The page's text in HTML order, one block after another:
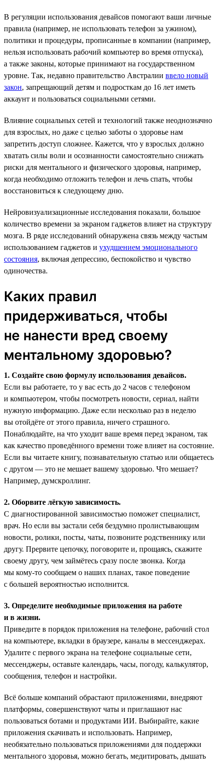
В регуляции использования девайсов помогают ваши личные
правила (например, не использовать телефон за ужином),
политики и процедуры, прописанные в компании (например,
нельзя использовать рабочий компьютер во время отпуска),
а также законы, которые принимают на государственном
уровне. Так, недавно правительство Австралии ввело новый
закон, запрещающий детям и подросткам до 16 лет иметь
аккаунт и пользоваться социальными сетями.
Влияние социальных сетей и технологий также неоднозначно
для взрослых, но даже с целью заботы о здоровье нам
запретить доступ сложнее. Кажется, что у взрослых должно
хватать силы воли и осознанности самостоятельно снижать
риски для ментального и физического здоровья, например,
когда необходимо отложить телефон и лечь спать, чтобы
восстановиться к следующему дню.
Нейровизуализационные исследования показали, большое
количество времени за экраном гаджетов влияет на структуру
мозга. В ряде исследований обнаружена связь между частым
использованием гаджетов и ухудшением эмоционального
состояния, включая депрессию, беспокойство и чувство
одиночества.
Каких правил
придерживаться, чтобы
не нанести вред своему
ментальному здоровью?
1. Создайте свою формулу использования девайсов.
Если вы работаете, то у вас есть до 2 часов с телефоном
и компьютером, чтобы посмотреть новости, сериал, найти
нужную информацию. Даже если несколько раз в неделю
вы отойдёте от этого правила, ничего страшного.
Понаблюдайте, на что уходит ваше время перед экраном, так
как качество проведённого времени тоже влияет на состояние.
Если вы читаете книгу, познавательную статью или общаетесь
с другом — это не мешает вашему здоровью. Что мешает?
Например, думскроллинг.
2. Оборвите лёгкую зависимость.
С диагностированной зависимостью поможет специалист,
врач. Но если вы застали себя бездумно пролистывающим
новости, ролики, посты, чаты, позвоните родственнику или
другу. Прервите цепочку, поговорите и, прощаясь, скажите
своему другу, чем займётесь сразу после звонка. Когда
мы кому-то сообщаем о наших планах, такое поведение
с большей вероятностью исполнится.
3. Определите необходимые приложения на работе
и в жизни.
Приведите в порядок приложения на телефоне, рабочий стол
на компьютере, вкладки в браузере, каналы в мессенджерах.
Удалите с первого экрана на телефоне социальные сети,
мессенджеры, оставьте календарь, часы, погоду, калькулятор,
сообщения, телефон и настройки.
Всё больше компаний обрастают приложениями, внедряют
платформы, совершенствуют чаты и приглашают нас
пользоваться ботами и продуктами ИИ. Выбирайте, какие
приложения скачивать и использовать. Например,
необязательно пользоваться приложениями для поддержки
ментального здоровья, можно бегать, медитировать, дышать